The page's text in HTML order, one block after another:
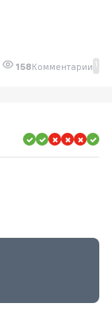
158Комментарии 1